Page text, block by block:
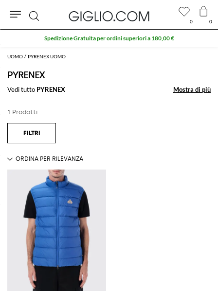
UOMO PYRENEX UOMO
PYRENEX
Vedi tutto PYRENEX Mostra di più
Mostra di più
1 Prodotti
0 0
Cerca
Spedizione Gratuita per ordini superiori a 180,00 €